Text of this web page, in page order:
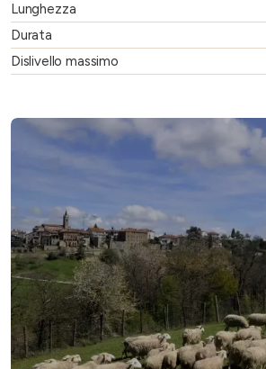
Lunghezza
Durata
Dislivello massimo